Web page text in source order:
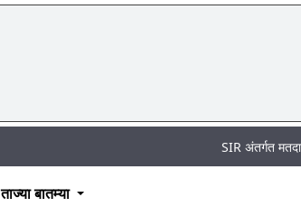
SIR अंतर्गत मतदार
ताज्या बातम्या